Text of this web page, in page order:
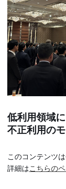
低利用領域
不正利用の
このコンテンツ
詳細はこちらの